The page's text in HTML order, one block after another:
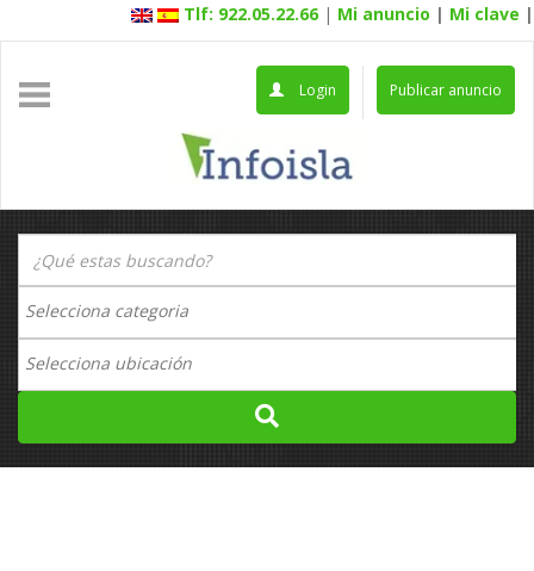
Tlf: 922.05.22.66 | Mi anuncio | Mi clave |
Publicar anuncio
Login